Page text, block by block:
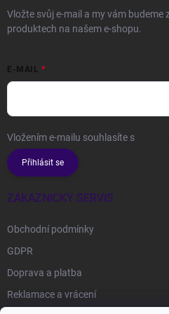
Vložte svůj e-mail a my vám
produktech na našem e-shopu.
E-MAIL
Vložením e-mailu souhlasíte s
Přihlásit se
ZÁKAZNICKÝ SERVIS
Obchodní podmínky
GDPR
Doprava a platba
Reklamace a vrácení